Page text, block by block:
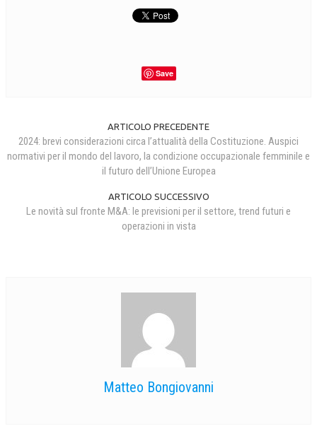
Save
ARTICOLO PRECEDENTE
2024: brevi considerazioni circa l’attualità della Costituzione. Auspici
normativi per il mondo del lavoro, la condizione occupazionale femminile e
il futuro dell’Unione Europea
ARTICOLO SUCCESSIVO
Le novità sul fronte M&A: le previsioni per il settore, trend futuri e
operazioni in vista
Matteo Bongiovanni